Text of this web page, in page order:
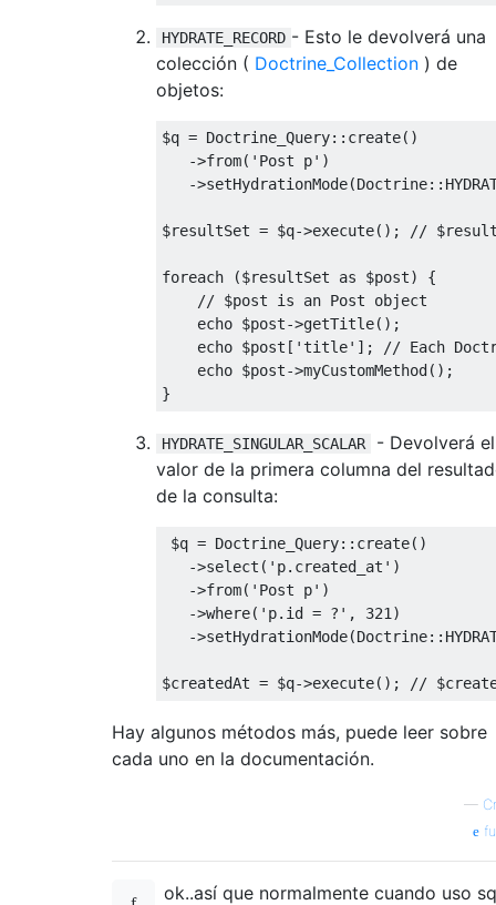
HYDRATE_RECORD - Esto le devolverá una
colección ( Doctrine_Collection ) de
objetos:
$q = Doctrine_Query:: create()
->from( 'Post p' )
->setHydrationMode(Doctrine::
$resultSet = $q->execute(); //
foreach ($resultSet as $post)
{
// $post is an Post object
    echo $post
->getTitle();
    echo $post
[ 'title' ];
// Each
    echo $post
->myCustomMethod();
}
HYDRATE_SINGULAR_SCALAR
- Devolverá el
valor de la primera columna del
de la consulta:
$q = Doctrine_Query:: create()
->select ( 'p.created_at' )
->from( 'Post p' )
->where( 'p.id = ?' , 321 )
->setHydrationMode(Doctrine::
$createdAt = $q->execute(); //
Hay algunos métodos más, puede leer sobre
cada uno en la documentación.
—
ok..así que normalmente cuando uso